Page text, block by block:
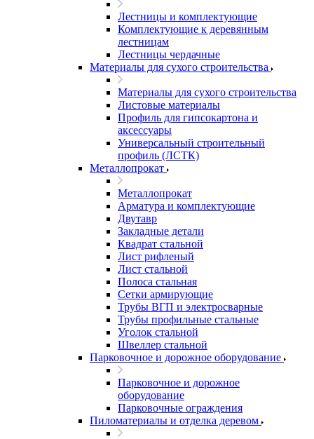
Лестницы и комплектующие
Комплектующие к деревянным
лестницам
Лестницы чердачные
Материалы для сухого строительства
Материалы для сухого строительства
Листовые материалы
Профиль для гипсокартона и
аксессуары
Универсальный строительный
профиль (ЛСТК)
Металлопрокат
Металлопрокат
Арматура и комплектующие
Двутавр
Закладные детали
Квадрат стальной
Лист рифленый
Лист стальной
Полоса стальная
Сетки армирующие
Трубы ВГП и электросварные
Трубы профильные стальные
Уголок стальной
Швеллер стальной
Парковочное и дорожное оборудование
Парковочное и дорожное
оборудование
Парковочные ограждения
Пиломатериалы и отделка деревом